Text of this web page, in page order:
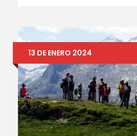
13 DE ENERO 2024